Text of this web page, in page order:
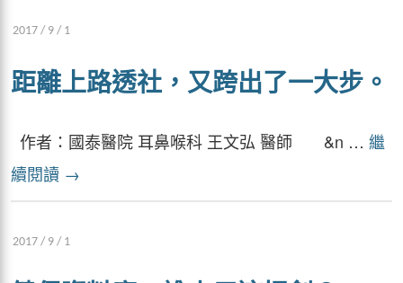
2017 / 9 / 1
距離上路透社，又跨出了一大步。
作者：國泰醫院 耳鼻喉科 王文弘 醫師 &n … 繼
續閱讀 →
2017 / 9 / 1